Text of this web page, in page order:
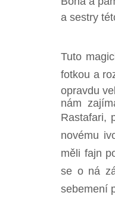
a sestry
Tuto
fotkou a
opravdu
nám
Rastafari,
novému
měli fajn
se o ná
sebemení